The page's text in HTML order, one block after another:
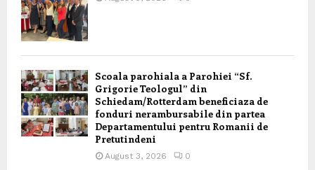
Scoala parohiala a Parohiei “Sf.
Grigorie Teologul” din
Schiedam/Rotterdam beneficiaza de
fonduri nerambursabile din partea
Departamentului pentru Romanii de
Pretutindeni
August 3, 2026 0